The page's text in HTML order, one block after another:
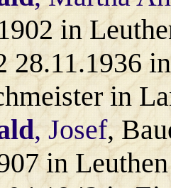
in
28.11.1936
in
, Josef,
in Leuthen